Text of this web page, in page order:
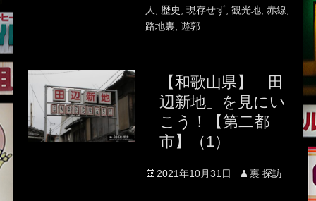
人
歴史 現存せず, 観光地, 赤線
路地裏 遊郭
【和歌山県】「田
辺新地」を見にい
こう！【第二都
市】（1）
Posted
2021年10月31日 Author
裏 探訪